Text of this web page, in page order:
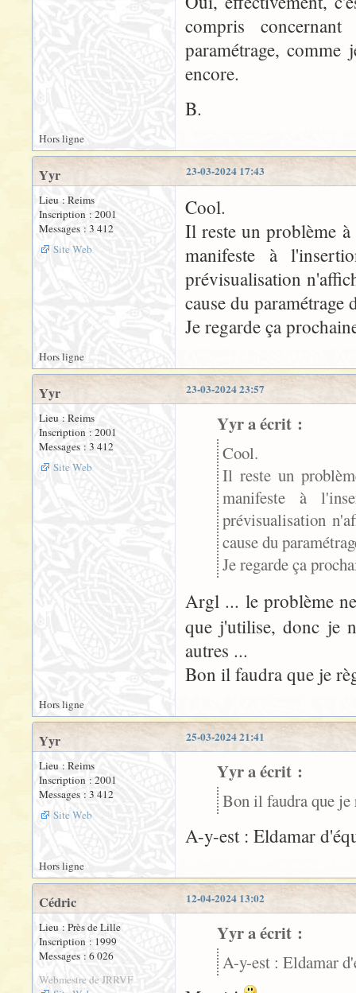
compris
paramétrage,
encore.
B.
Hors ligne
23-03-2024 17:43
Yyr
Lieu : Reims
Inscription : 2001
Messages : 3 412
Site Web
Cool.
Il reste un problème
manifeste à
prévisualisation
cause du
Je regarde ça
Hors ligne
23-03-2024 23:57
Yyr
Lieu : Reims
Inscription : 2001
Messages : 3 412
Site Web
Yyr a écrit :
Cool.
Il reste un
manifeste à
prévisualisation
cause du
Je regarde ça
Argl ... le problème
que j'utilise, donc je
autres ...
Bon il faudra que je
Hors ligne
25-03-2024 21:41
Yyr
Lieu : Reims
Inscription : 2001
Messages : 3 412
Site Web
Yyr a écrit :
Bon il faudra que je
A-y-est : Eldamar
Hors ligne
12-04-2024 13:02
Cédric
Lieu : Près de Lille
Inscription : 1999
Messages : 6 026
Webmestre de JRRVF
Yyr a écrit :
A-y-est : Eldamar